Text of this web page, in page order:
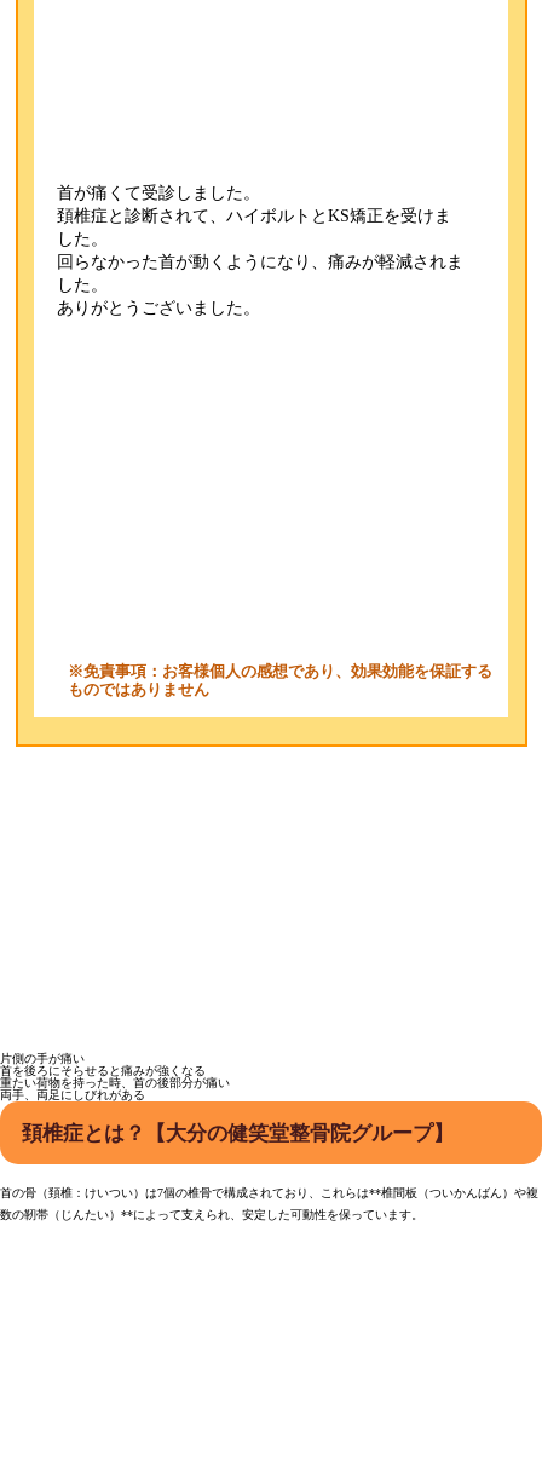
首が痛くて受診しました。
頚椎症と診断されて、ハイボルトとKS矯正を受けま
した。
回らなかった首が動くようになり、痛みが軽減されま
した。
ありがとうございました。
※免責事項：お客様個人の感想であり、効果効能を保証する
ものではありません
片側の手が痛い
首を後ろにそらせると痛みが強くなる
重たい荷物を持った時、首の後部分が痛い
両手、両足にしびれがある
頚椎症とは？【大分の健笑堂整骨院グループ】
首の骨（頚椎：けいつい）は7個の椎骨で構成されており、これらは**椎間板（ついかんばん）や複
数の靭帯（じんたい）**によって支えられ、安定した可動性を保っています。